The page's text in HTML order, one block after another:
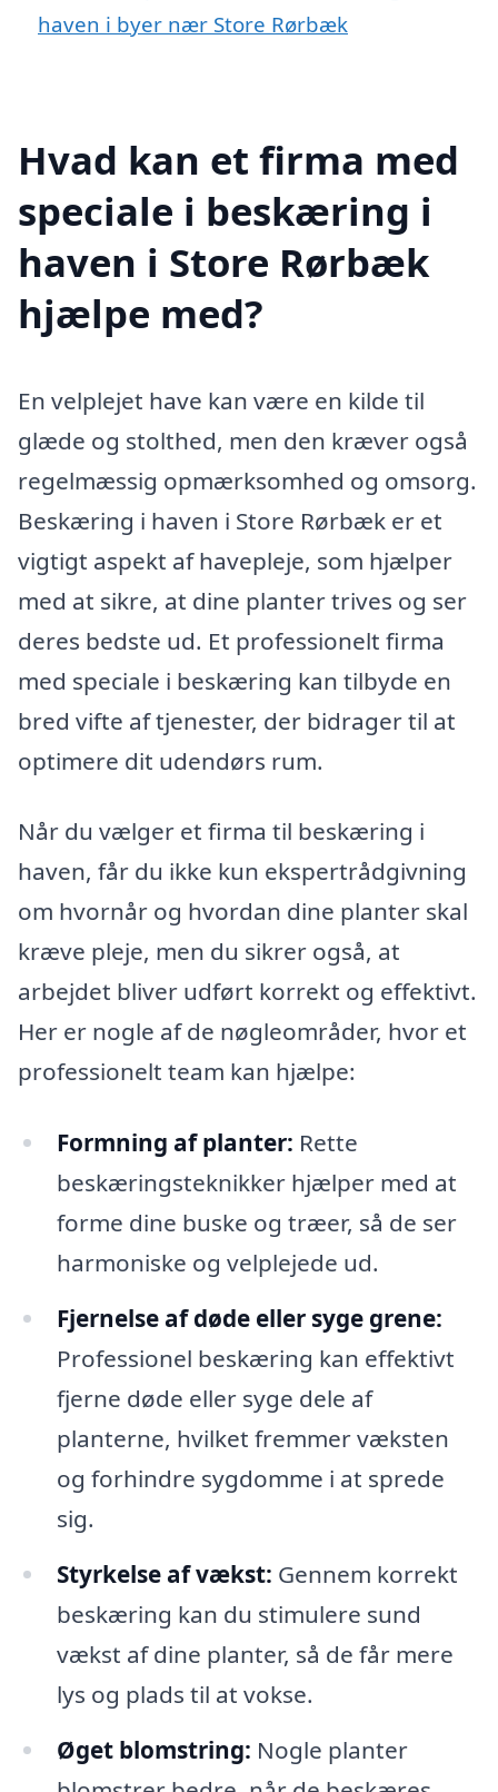
haven i byer nær Store Rørbæk
Hvad kan et firma med
speciale i beskæring i
haven i Store Rørbæk
hjælpe med?
En velplejet have kan være en kilde til
glæde og stolthed, men den kræver også
regelmæssig opmærksomhed og omsorg.
Beskæring i haven i Store Rørbæk er et
vigtigt aspekt af havepleje, som hjælper
med at sikre, at dine planter trives og ser
deres bedste ud. Et professionelt firma
med speciale i beskæring kan tilbyde en
bred vifte af tjenester, der bidrager til at
optimere dit udendørs rum.
Når du vælger et firma til beskæring i
haven, får du ikke kun ekspertrådgivning
om hvornår og hvordan dine planter skal
kræve pleje, men du sikrer også, at
arbejdet bliver udført korrekt og effektivt.
Her er nogle af de nøgleområder, hvor et
professionelt team kan hjælpe:
Formning af planter: Rette
beskæringsteknikker hjælper med at
forme dine buske og træer, så de ser
harmoniske og velplejede ud.
Fjernelse af døde eller syge grene:
Professionel beskæring kan effektivt
fjerne døde eller syge dele af
planterne, hvilket fremmer væksten
og forhindre sygdomme i at sprede
sig.
Styrkelse af vækst: Gennem korrekt
beskæring kan du stimulere sund
vækst af dine planter, så de får mere
lys og plads til at vokse.
Øget blomstring: Nogle planter